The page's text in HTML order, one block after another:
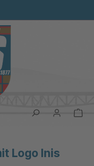
Logo Inis